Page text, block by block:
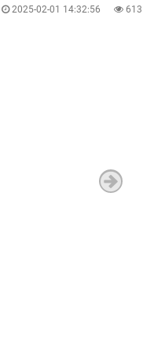
2025-02-01 14:32:56 613